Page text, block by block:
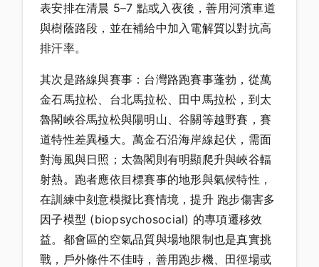
表安排在清晨 5–7 點或入夜後，善用河濱車道
與樹蔭路段，並在補給中加入電解質以對抗高
排汗率。
其次是路線與賽事：台灣路跑賽事蓬勃，從萬
金石馬拉松、台北馬拉松、田中馬拉松，到太
魯閣峽谷馬拉松與陽明山、谷關等越野賽，賽
道特性差異極大。萬金石沿海岸線起伏，需面
對海風與日照；太魯閣則有明顯爬升與峽谷輻
射熱。跑者應依目標賽事的地形與氣候特性，
在訓練中刻意模擬比賽情境，提升 跑步傷害多
因子模型 (biopsychosocial) 的專項遷移效
益。都會區的空氣品質與場地限制也是真實挑
戰，戶外條件不佳時，善用跑步機、田徑場或